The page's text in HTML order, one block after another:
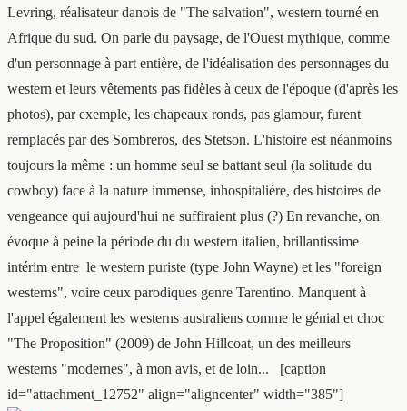
Levring, réalisateur danois de "The salvation", western tourné en
Afrique du sud. On parle du paysage, de l'Ouest mythique, comme
d'un personnage à part entière, de l'idéalisation des personnages du
western et leurs vêtements pas fidèles à ceux de l'époque (d'après les
photos), par exemple, les chapeaux ronds, pas glamour, furent
remplacés par des Sombreros, des Stetson. L'histoire est néanmoins
toujours la même : un homme seul se battant seul (la solitude du
cowboy) face à la nature immense, inhospitalière, des histoires de
vengeance qui aujourd'hui ne suffiraient plus (?) En revanche, on
évoque à peine la période du du western italien, brillantissime
intérim entre le western puriste (type John Wayne) et les "foreign
westerns", voire ceux parodiques genre Tarentino. Manquent à
l'appel également les westerns australiens comme le génial et choc
"The Proposition" (2009) de John Hillcoat, un des meilleurs
westerns "modernes", à mon avis, et de loin... [caption
id="attachment_12752" align="aligncenter" width="385"]